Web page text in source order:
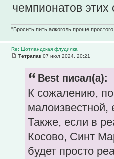
чемпионатов этих
"Бросить пить алкоголь проще
Re: Шотландская флудилка
Тетрапак 07 июл 2024, 20:21
Best писал(а):
К сожалению,
малоизвестной,
Также, если в
Косово, Синт
будет просто